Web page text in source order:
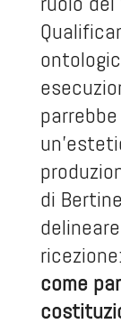
di
ricezione:
come